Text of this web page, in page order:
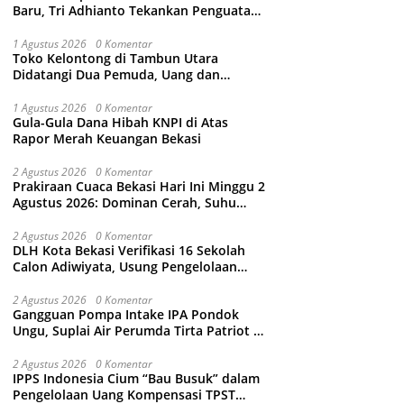
Baru, Tri Adhianto Tekankan Penguatan
1 Agustus 2026 0 Komentar
Toko Kelontong di Tambun Utara
Didatangi Dua Pemuda, Uang dan
1 Agustus 2026 0 Komentar
Gula-Gula Dana Hibah KNPI di Atas
Rapor Merah Keuangan Bekasi
2 Agustus 2026 0 Komentar
Prakiraan Cuaca Bekasi Hari Ini Minggu 2
Agustus 2026: Dominan Cerah, Suhu
2 Agustus 2026 0 Komentar
DLH Kota Bekasi Verifikasi 16 Sekolah
Calon Adiwiyata, Usung Pengelolaan
2 Agustus 2026 0 Komentar
Gangguan Pompa Intake IPA Pondok
Ungu, Suplai Air Perumda Tirta Patriot di
2 Agustus 2026 0 Komentar
IPPS Indonesia Cium “Bau Busuk” dalam
Pengelolaan Uang Kompensasi TPST